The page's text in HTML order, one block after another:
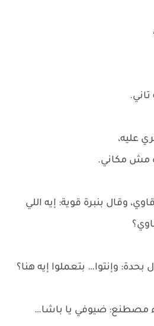
عليه،
مش مكاني.
وقال بنبرة قوية: إيه اللي
بحدة: وإنتوا… بتعملوا إيه هنا؟
مصطنع: ضيوفي يا باشا…